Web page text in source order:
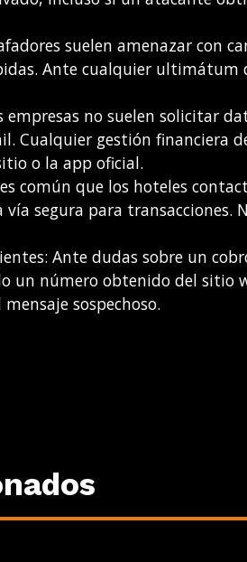
suelen amenazar con
Ante cualquier ultimátum
empresas no suelen solicitar
Cualquier gestión financiera
o la app oficial.
común que los hoteles
vía segura para transacciones.
Ante dudas sobre un
un número obtenido del sitio
sospechoso.